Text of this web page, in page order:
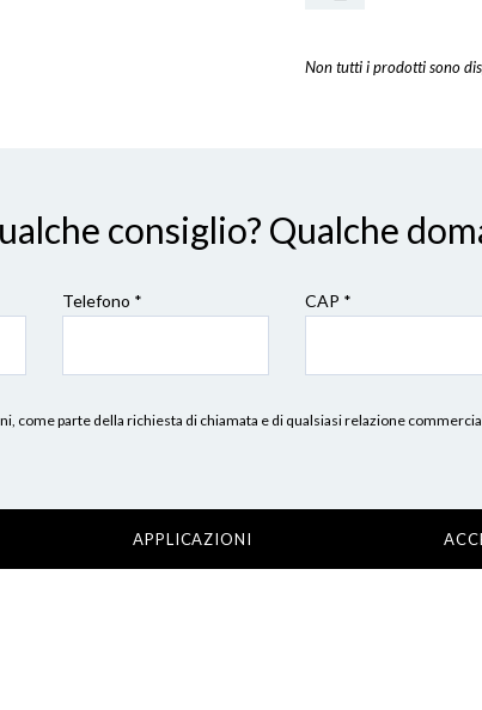
Non tutti i prodotti sono
consiglio? Qualche
Telefono * CAP *
come parte della richiesta di chiamata e di qualsiasi relazione
APPLICAZIONI